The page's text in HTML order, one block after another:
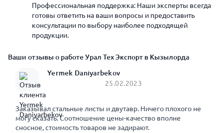
Профессиональная поддержка: Наши эксперты всегда
готовы ответить на ваши вопросы и предоставить
консультации по выбору наиболее подходящей
продукции.
Ваши отзывы о работе Урал Тех Экспорт в Кызылорда
Yermek Daniyarbekov
25.02.2023
Заказывал стальные листы и двутавр. Ничего плохого не
могу сказать. Соотношение цены-качество вполне
сносное, стоимость товаров не задирают.